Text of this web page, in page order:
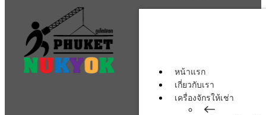
หน้าแรก
เกี่ยวกับเรา
เครื่องจักรให้เช่า